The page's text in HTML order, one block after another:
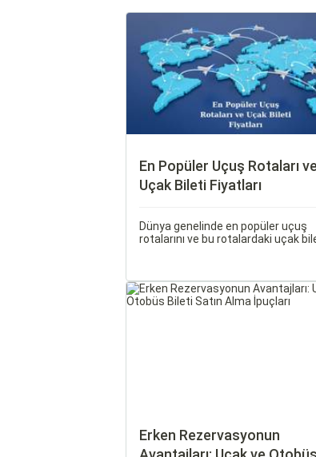
En Popüler Uçuş Rotaları ve
Uçak Bileti Fiyatları
Dünya genelinde en popüler uçuş
rotalarını ve bu rotalardaki uçak
değişebilir; bunlar arasında
durumlar, turizm trendleri ve
Erken Rezervasyonun